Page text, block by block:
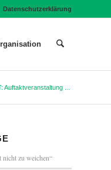
Datenschutzerklärung
...
nicht zu weichen“